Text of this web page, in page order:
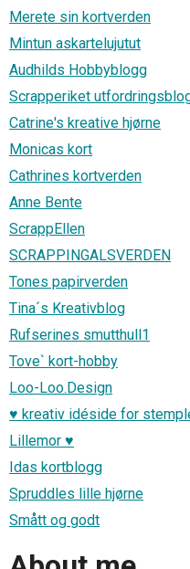
Merete sin kortverden
Mintun askartelujutut
Audhilds Hobbyblogg
Scrapperiket
Catrine's kreative hjørne
Monicas kort
Cathrines kortverden
Anne Bente
ScrappEllen
SCRAPPINGALSVERDEN
Tones papirverden
Tina´s Kreativblog
Rufserines smutthull1
Tove` kort-hobby
Loo-Loo.Design
♥ kreativ idéside for
Lillemor ♥
Idas kortblogg
Spruddles lille hjørne
Smått og godt